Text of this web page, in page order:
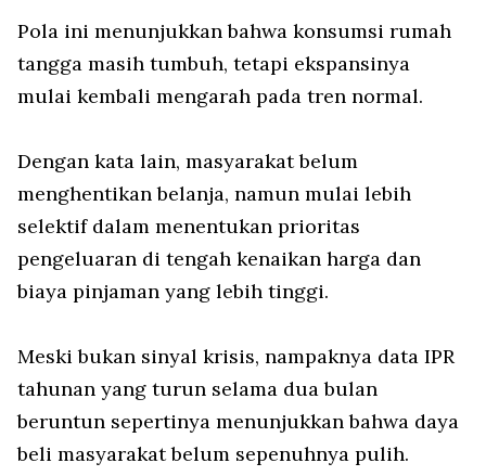
Pola ini menunjukkan bahwa konsumsi rumah
tangga masih tumbuh, tetapi ekspansinya
mulai kembali mengarah pada tren normal.
Dengan kata lain, masyarakat belum
menghentikan belanja, namun mulai lebih
selektif dalam menentukan prioritas
pengeluaran di tengah kenaikan harga dan
biaya pinjaman yang lebih tinggi.
Meski bukan sinyal krisis, nampaknya data IPR
tahunan yang turun selama dua bulan
beruntun sepertinya menunjukkan bahwa daya
beli masyarakat belum sepenuhnya pulih.